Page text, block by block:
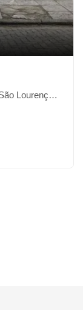
do Sul-RS